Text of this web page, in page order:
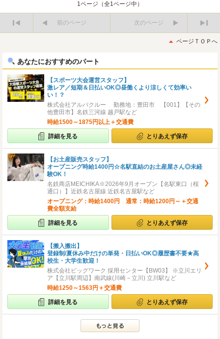
1ページ（全1ページ中）
前のページ
次のページ
後
ページＴＯＰへ
あなたにおすすめのパート
【スポーツ大会運営スタッフ】
激レア／短期＆日払いOK◎昼働くより涼しくて効率い
い！？
株式会社アルバクルー 勤務地：豊田市 【001】【その
他豊田市】名鉄三河線 越戸駅など
時給1500～1875円以上＋交通費
詳細を見る とりあえず保存
【お土産販売スタッフ】
オープニング時給1400円☆名駅直結のお土産屋さん◎未経
験OK！
名鉄商店MEICHIKA※2026年9月オープン【名駅東口（桜
通口）】近鉄名古屋線 近鉄名古屋駅など
オープニング：時給1400円 通常：時給1200円～＋交通
費全額支給
詳細を見る とりあえず保存
【搬入搬出】
登録制/夏休み中だけの単発・日払いOK◎履歴書不要★高
校生・大学生歓迎！
株式会社ビッグワーク 採用センター【BW03】 ※立川エリ
ア【立川駅周辺】南武線(川崎－立川) 立川駅など
時給1250～1563円＋交通費
詳細を見る とりあえず保存